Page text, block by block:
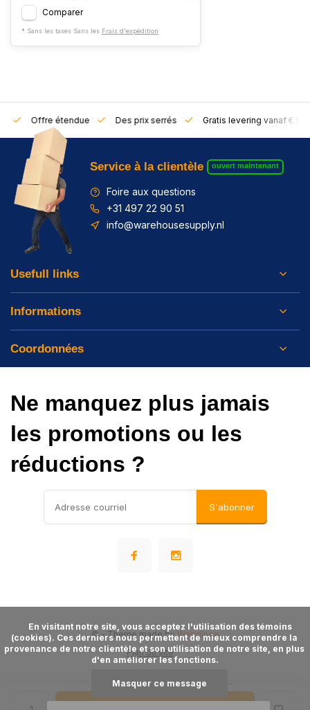
Comparer
* Sans les taxes Sans les Frais d'expédition
Offre étendue Des prix serrés Gratis levering vanaf €
Service à la clientèle ouvert maintenant
Foire aux questions
+31 497 22 90 51
info@warehousesupply.nl
Usefull links
Informations
Coordonnées
Ne manquez plus jamais
les promotions ou les
réductions ?
S'abonner
Plan du site
©- Theme made byWebdinge
(cookies). Ces derniers nous permettent de mieux comprendre la
provenance de notre clientèle et son utilisation de notre site, en plus
d'en améliorer les fonctions.
Masquer ce message